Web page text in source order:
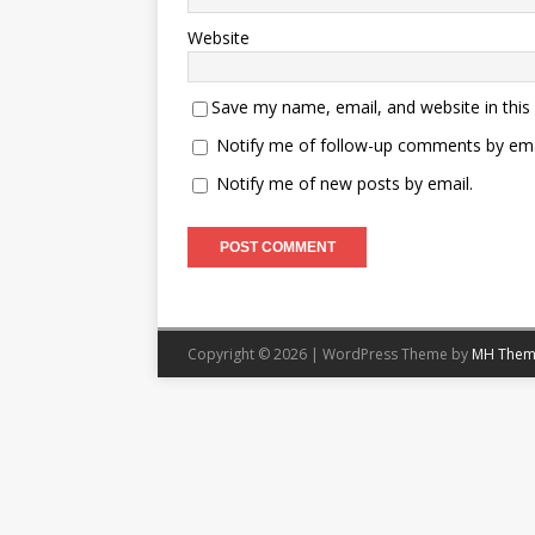
Website
Save my name, email, and website in
Notify me of follow-up comments by
Notify me of new posts by email.
Copyright © 2026 | WordPress Theme by MH